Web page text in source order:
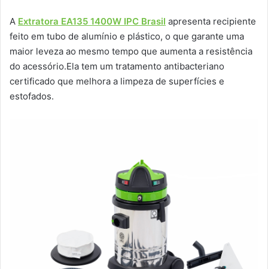
A Extratora EA135 1400W IPC Brasil apresenta recipiente
feito em tubo de alumínio e plástico, o que garante uma
maior leveza ao mesmo tempo que aumenta a resistência
do acessório.Ela tem um tratamento antibacteriano
certificado que melhora a limpeza de superfícies e
estofados.